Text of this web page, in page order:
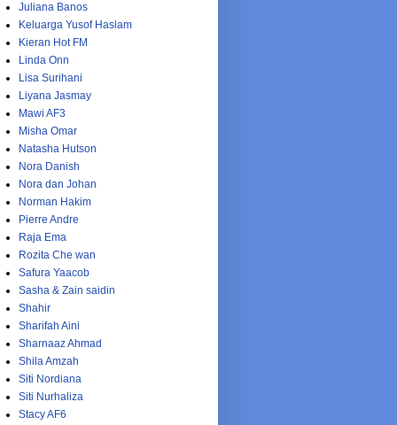
Juliana Banos
Keluarga Yusof Haslam
Kieran Hot FM
Linda Onn
Lisa Surihani
Liyana Jasmay
Mawi AF3
Misha Omar
Natasha Hutson
Nora Danish
Nora dan Johan
Norman Hakim
Pierre Andre
Raja Ema
Rozita Che wan
Safura Yaacob
Sasha & Zain saidin
Shahir
Sharifah Aini
Sharnaaz Ahmad
Shila Amzah
Siti Nordiana
Siti Nurhaliza
Stacy AF6